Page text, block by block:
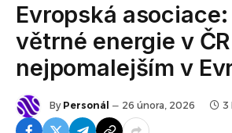
Evropská asociace:
větrné energie v
nejpomalejším v
By Personál 26 února, 2026 3